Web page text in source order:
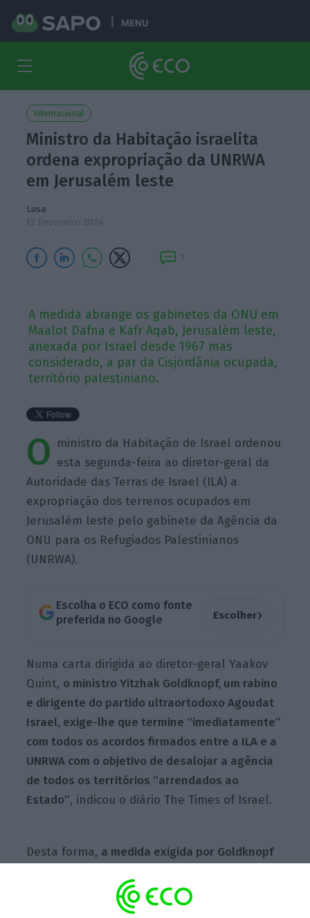
MENU
Internacional
Ministro da Habitação israelita
ordena expropriação da UNRWA
em Jerusalém leste
Lusa
12 Fevereiro 2024
1
A medida abrange os gabinetes da ONU em
Maalot Dafna e Kafr Aqab, Jerusalém leste,
anexada por Israel desde 1967 mas
considerado, a par da Cisjordânia ocupada,
território palestiniano.
O ministro da Habitação de Israel ordenou
esta segunda-feira ao diretor-geral da
Autoridade das Terras de Israel (ILA) a
expropriação dos terrenos ocupados em
Jerusalém leste pelo gabinete da Agência da
ONU para os Refugiados Palestinianos
(UNRWA).
Escolha o ECO como fonte
preferida no Google
Escolher›
Numa carta dirigida ao diretor-geral Yaakov
Quint, o ministro Yitzhak Goldknopf, um rabino
e dirigente do partido ultraortodoxo Agoudat
Israel, exige-lhe que termine “imediatamente”
com todos os acordos firmados entre a ILA e a
UNRWA com o objetivo de desalojar a agência
de todos os territórios “arrendados ao
Estado”, indicou o diário The Times of Israel.
Desta forma, a medida exigida por Goldknopf
Dafna e Kafr Aqab, situada em Jerusalém
leste, anexada por Israel desde 1967 mas